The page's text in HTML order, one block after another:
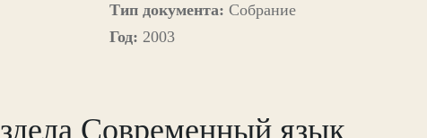
Тип документа: Собрание
Год: 2003
Современный язык